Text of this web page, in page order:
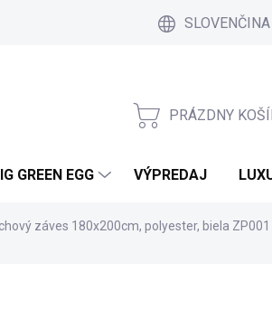
platby Blog Ako
SLOVENČINA
PRÁZDNY
GREEN EGG VÝPREDAJ
záves 180x200cm, polyester, biela ZP001